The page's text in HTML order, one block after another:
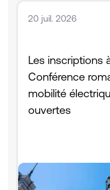
20 juil. 2026
Les inscriptions
Conférence
mobilité
ouvertes